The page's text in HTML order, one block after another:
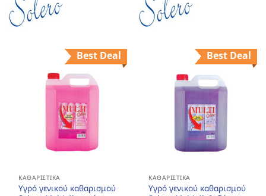
Best Deal
ΚΑΘΑΡΙΣΤΙΚΆ
Υγρό γενικού καθαρισμού
Best Deal
ΚΑΘΑΡΙΣΤΙΚΆ
Υγρό γενικού καθαρισμού